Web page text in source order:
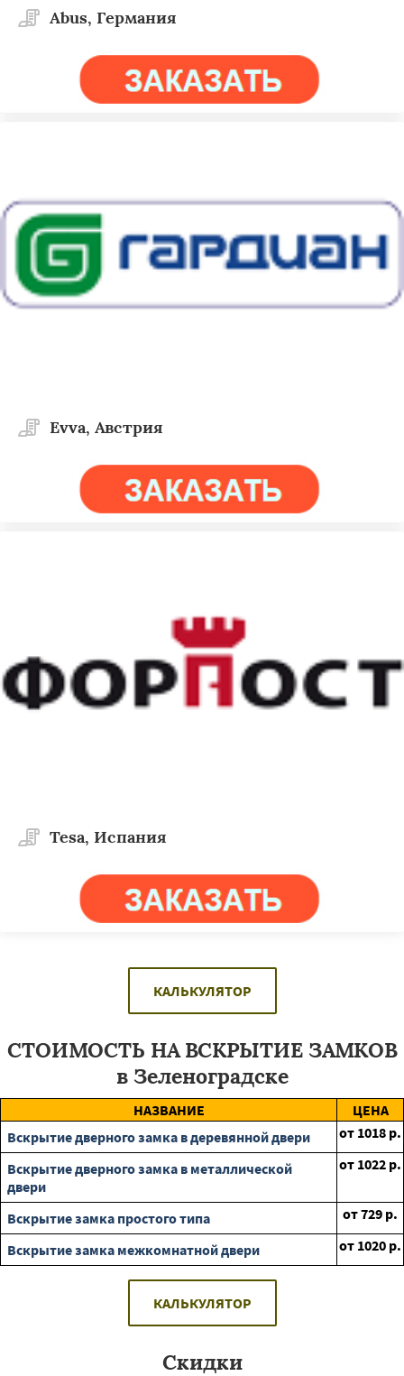
Abus, Германия
Evva, Австрия
Tesa, Испания
КАЛЬКУЛЯТОР
СТОИМОСТЬ НА ВСКРЫТИЕ ЗАМКОВ
в Зеленоградске
НАЗВАНИЕ
ЦЕНА
Вскрытие дверного замка в деревянной двери
от 1018 р.
Вскрытие дверного замка в металлической
двери
от 1022 р.
Вскрытие замка простого типа от729 р.
Вскрытие замка межкомнатной двери
от 1020 р.
КАЛЬКУЛЯТОР
Скидки